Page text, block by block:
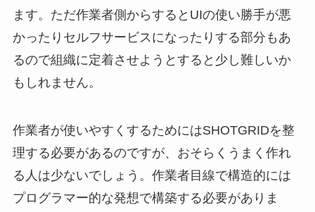
ます。ただ作業者側からするとUIの使い勝手が悪
かったりセルフサービスになったりする部分もあ
るので組織に定着させようとすると少し難しいか
もしれません。
作業者が使いやすくするためにはSHOTGRIDを整
理する必要があるのですが、おそらくうまく作れ
る人は少ないでしょう。作業者目線で構造的には
プログラマー的な発想で構築する必要がありま